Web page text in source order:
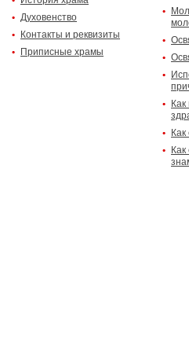
Духовенство
Контакты и реквизиты
Приписные храмы
Как